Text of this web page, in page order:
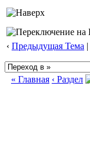
‹ Предыдущая Тема |
« Главная ‹ Раздел